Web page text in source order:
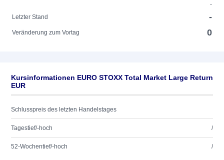
-
Letzter Stand
-
Veränderung zum Vortag 0
Kursinformationen EURO STOXX Total Market Large Return
EUR
Schlusspreis des letzten Handelstages
Tagestief/-hoch /
52-Wochentief/-hoch /